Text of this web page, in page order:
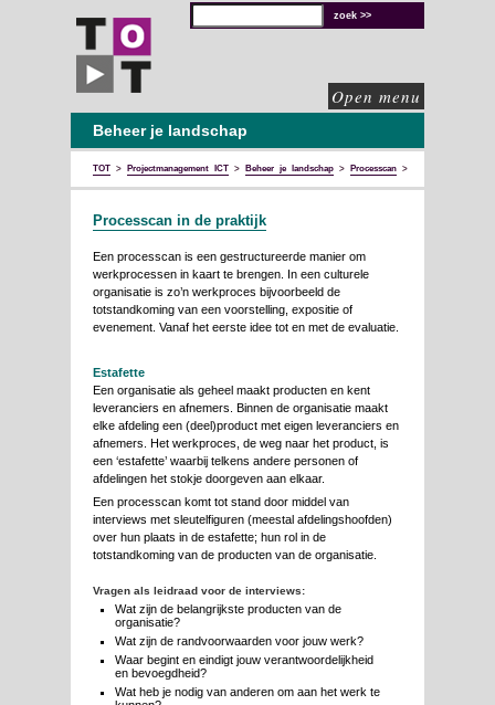
voor
culturele
sector
Open menu
Beheer je landschap
TOT > Projectmanagement ICT > Beheer je landschap > Processcan >
Processcan in de praktijk
Een processcan is een gestructureerde manier om
werkprocessen in kaart te brengen. In een culturele
organisatie is zo’n werkproces bijvoorbeeld de
totstandkoming van een voorstelling, expositie of
evenement. Vanaf het eerste idee tot en met de evaluatie.
Estafette
Een organisatie als geheel maakt producten en kent
leveranciers en afnemers. Binnen de organisatie maakt
elke afdeling een (deel)product met eigen leveranciers en
afnemers. Het werkproces, de weg naar het product, is
een ‘estafette’ waarbij telkens andere personen of
afdelingen het stokje doorgeven aan elkaar.
Een processcan komt tot stand door middel van
interviews met sleutelfiguren (meestal afdelingshoofden)
over hun plaats in de estafette; hun rol in de
totstandkoming van de producten van de organisatie.
Vragen als leidraad voor de interviews:
Wat zijn de belangrijkste producten van de
organisatie?
Wat zijn de randvoorwaarden voor jouw werk?
Waar begint en eindigt jouw verantwoordelijkheid
en bevoegdheid?
Wat heb je nodig van anderen om aan het werk te